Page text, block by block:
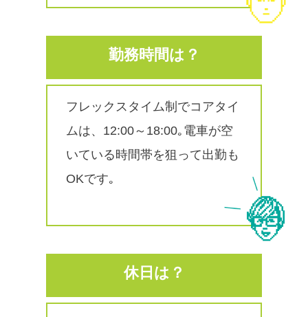
勤務時間は？
フレックスタイム制でコアタイ
ムは、12:00～18:00｡電車が空
いている時間帯を狙って出勤も
OKです｡
休日は？